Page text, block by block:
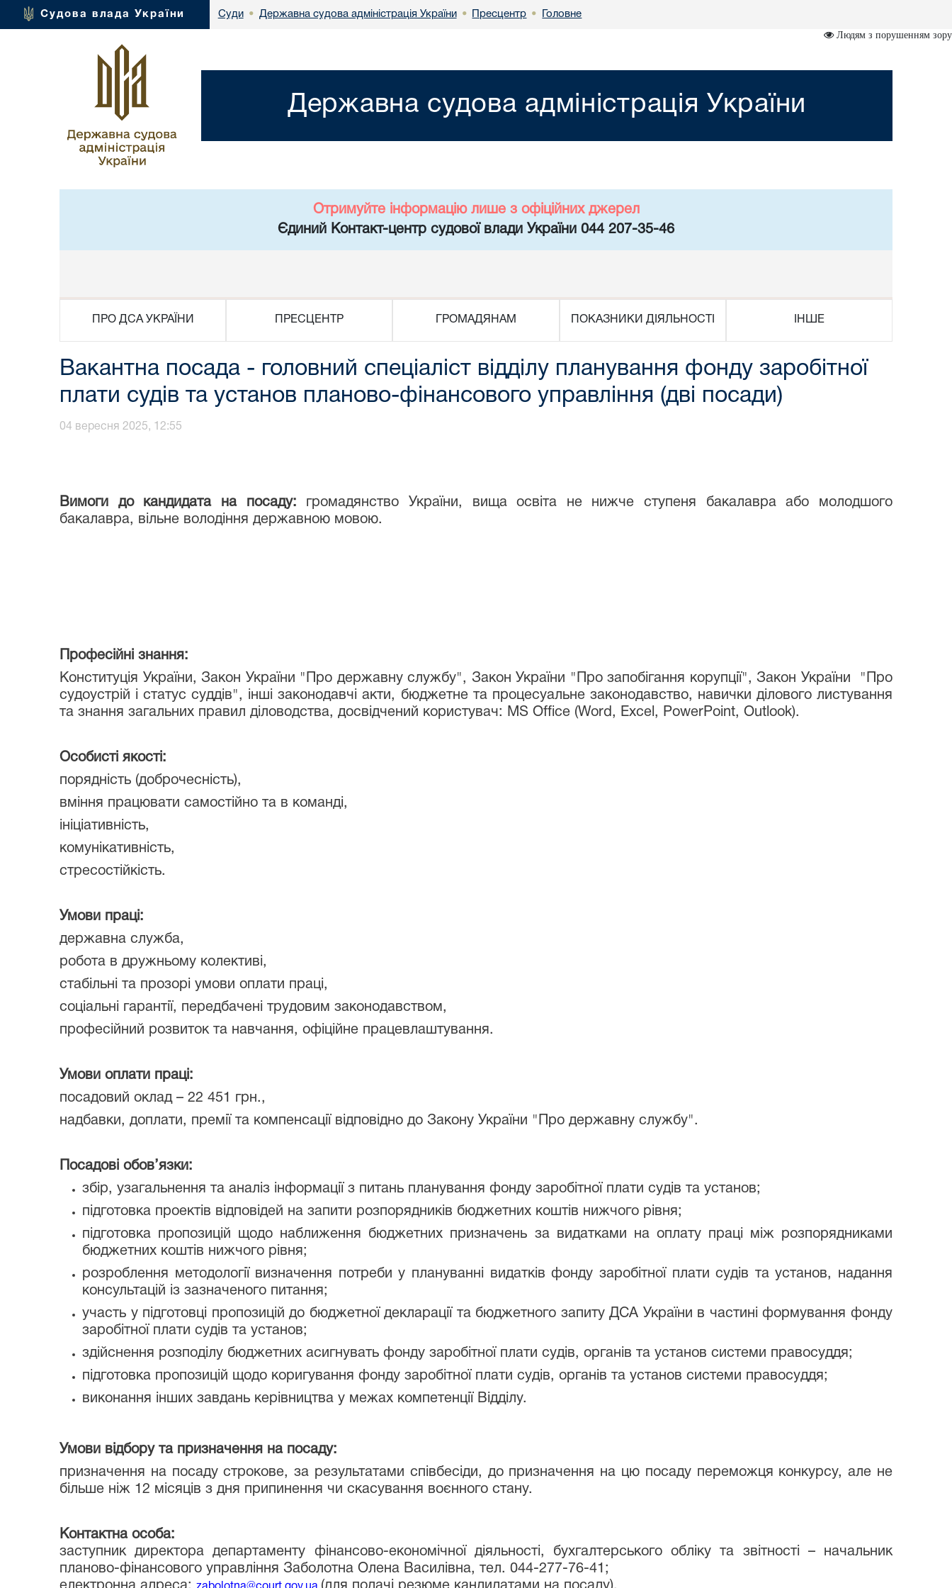
Судова влада України Суди • Державна судова адміністрація України • Пресцентр • Головне
Людям з порушенням зору
Державна судова адміністрація України
Отримуйте інформацію лише з офіційних джерел
Єдиний Контакт-центр судової влади України 044 207-35-46
ПРО ДСА УКРАЇНИ ПРЕСЦЕНТР ГРОМАДЯНАМ ПОКАЗНИКИ ДІЯЛЬНОСТІ ІНШЕ
Вакантна посада - головний спеціаліст відділу планування фонду заробітної
плати судів та установ планово-фінансового управління (дві посади)
04 вересня 2025, 12:55
Вимоги до кандидата на посаду: громадянство України, вища освіта не нижче ступеня бакалавра або молодшого
бакалавра, вільне володіння державною мовою.
Професійні знання:
Конституція України, Закон України "Про державну службу", Закон України "Про запобігання корупції", Закон України "Про
судоустрій і статус суддів", інші законодавчі акти, бюджетне та процесуальне законодавство, навички ділового листування
та знання загальних правил діловодства, досвідчений користувач: MS Office (Word, Excel, PowerPoint, Outlook).
Особисті якості:
порядність (доброчесність),
вміння працювати самостійно та в команді,
ініціативність,
комунікативність,
стресостійкість.
Умови праці:
державна служба,
робота в дружньому колективі,
стабільні та прозорі умови оплати праці,
соціальні гарантії, передбачені трудовим законодавством,
професійний розвиток та навчання, офіційне працевлаштування.
Умови оплати праці:
посадовий оклад – 22 451 грн.,
надбавки, доплати, премії та компенсації відповідно до Закону України "Про державну службу".
Посадові обов’язки:
збір, узагальнення та аналіз інформації з питань планування фонду заробітної плати судів та установ;
підготовка проектів відповідей на запити розпорядників бюджетних коштів нижчого рівня;
підготовка пропозицій щодо наближення бюджетних призначень за видатками на оплату праці між розпорядниками
бюджетних коштів нижчого рівня;
розроблення методології визначення потреби у плануванні видатків фонду заробітної плати судів та установ, надання
консультацій із зазначеного питання;
участь у підготовці пропозицій до бюджетної декларації та бюджетного запиту ДСА України в частині формування фонду
заробітної плати судів та установ;
здійснення розподілу бюджетних асигнувать фонду заробітної плати судів, органів та установ системи правосуддя;
підготовка пропозицій щодо коригування фонду заробітної плати судів, органів та установ системи правосуддя;
виконання інших завдань керівництва у межах компетенції Відділу.
Умови відбору та призначення на посаду:
призначення на посаду строкове, за результатами співбесіди, до призначення на цю посаду переможця конкурсу, але не
більше ніж 12 місяців з дня припинення чи скасування воєнного стану.
Контактна особа:
заступник директора департаменту фінансово-економічної діяльності, бухгалтерського обліку та звітності – начальник
планово-фінансового управління Заболотна Олена Василівна, тел. 044-277-76-41;